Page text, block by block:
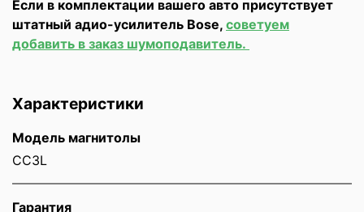
Если в комплектации вашего авто присутствует
штатный адио-усилитель Bose, советуем
добавить в заказ шумоподавитель.
Характеристики
Модель магнитолы
CC3L
Гарантия